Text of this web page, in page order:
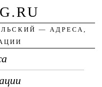
— АДРЕСА,